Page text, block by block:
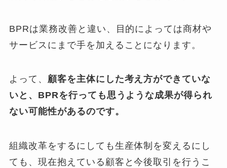
BPRは業務改善と違い、目的によっては商材や
サービスにまで手を加えることになります。
よって、 顧客を主体にした考え方ができていな
いと、BPRを行っても思うような成果が得られ
ない可能性があるのです。
組織改革をするにしても生産体制を変えるにし
ても、現在抱えている顧客と今後取引を行うこ